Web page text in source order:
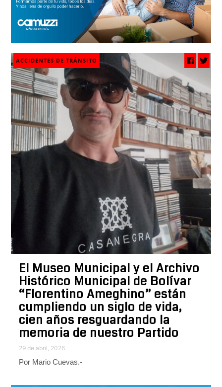
ACCIDENTES DE TRÁNSITO
El Museo Municipal y el Archivo
Histórico Municipal de Bolívar
“Florentino Ameghino” están
cumpliendo un siglo de vida,
cien años resguardando la
memoria de nuestro Partido
29 de abril, 2026
Por Mario Cuevas.-